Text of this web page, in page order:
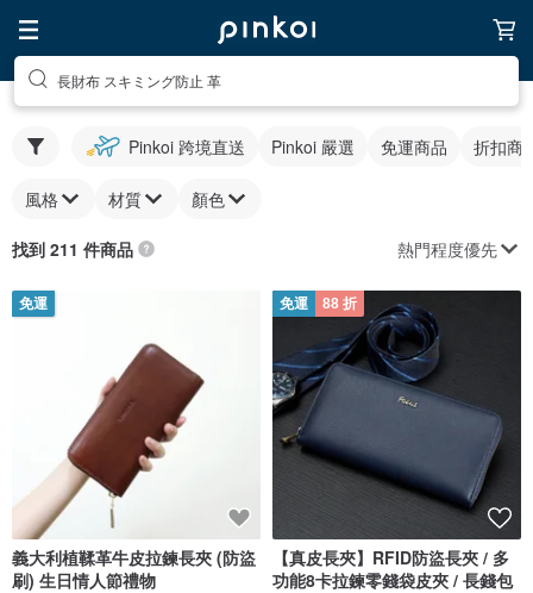
長財布 スキミング防止 革
Pinkoi 跨境直送 Pinkoi 嚴選 免運商品 折扣商
風格 材質 顏色
找到 211 件商品 熱門程度優先
免運
義大利植鞣革牛皮拉鍊長夾 (防盜
刷) 生日情人節禮物
免運 88 折
【真皮長夾】RFID防盜長夾 / 多
功能8卡拉鍊零錢袋皮夾 / 長錢包